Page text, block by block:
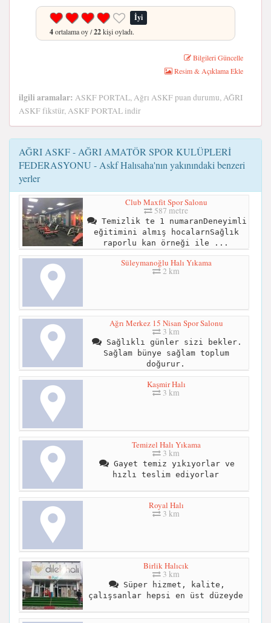
İyi
4ortalama oy /22kişi oyladı.
Bilgileri Güncelle
Resim & Açıklama Ekle
ilgili aramalar: ASKF PORTAL, Ağrı ASKF puan durumu, AĞRI
ASKF fikstür, ASKF PORTAL indir
AĞRI ASKF - AĞRI AMATÖR SPOR KULÜPLERİ
FEDERASYONU - Askf Halısaha'nın yakınındaki benzeri
yerler
Club Maxfit Spor Salonu
587 metre
Temizlik te 1 numaranDeneyimli
eğitimini almış hocalarnSağlık
raporlu kan örneği ile ...
Süleymanoğlu Halı Yıkama
2 km
Ağrı Merkez 15 Nisan Spor Salonu
3 km
Sağlıklı günler sizi bekler.
Sağlam bünye sağlam toplum
doğurur.
Kaşmir Halı
3 km
Temizel Halı Yıkama
3 km
Gayet temiz yıkıyorlar ve
hızlı teslim ediyorlar
Royal Halı
3 km
Birlik Halıcık
3 km
Süper hizmet, kalite,
çalışsanlar hepsi en üst düzeyde